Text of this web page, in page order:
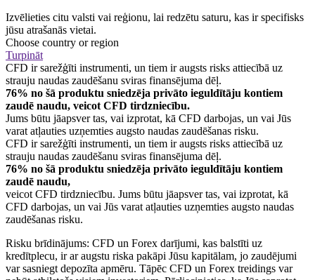
Izvēlieties citu valsti vai reģionu, lai redzētu saturu, kas ir specifisks
jūsu atrašanās vietai.
Choose country or region
Turpināt
CFD ir sarežģīti instrumenti, un tiem ir augsts risks attiecībā uz
strauju naudas zaudēšanu sviras finansējuma dēļ.
76% no šā produktu sniedzēja privāto ieguldītāju kontiem
zaudē naudu, veicot CFD tirdzniecību.
Jums būtu jāapsver tas, vai izprotat, kā CFD darbojas, un vai Jūs
varat atļauties uzņemties augsto naudas zaudēšanas risku.
CFD ir sarežģīti instrumenti, un tiem ir augsts risks attiecībā uz
strauju naudas zaudēšanu sviras finansējuma dēļ.
76% no šā produktu sniedzēja privāto ieguldītāju kontiem
zaudē naudu,
veicot CFD tirdzniecību. Jums būtu jāapsver tas, vai izprotat, kā
CFD darbojas, un vai Jūs varat atļauties uzņemties augsto naudas
zaudēšanas risku.
Risku brīdinājums: CFD un Forex darījumi, kas balstīti uz
kredītplecu, ir ar augstu riska pakāpi Jūsu kapitālam, jo zaudējumi
var sasniegt depozīta apmēru. Tāpēc CFD un Forex treidings var